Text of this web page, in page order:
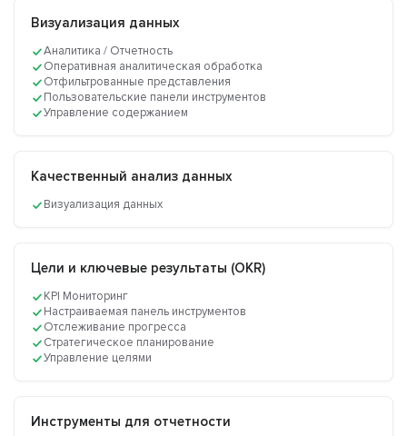
Визуализация данных
Аналитика / Отчетность
Оперативная аналитическая обработка
Отфильтрованные представления
Пользовательские панели инструментов
Управление содержанием
Качественный анализ данных
Визуализация данных
Цели и ключевые результаты (OKR)
KPI Мониторинг
Настраиваемая панель инструментов
Отслеживание прогресса
Стратегическое планирование
Управление целями
Инструменты для отчетности